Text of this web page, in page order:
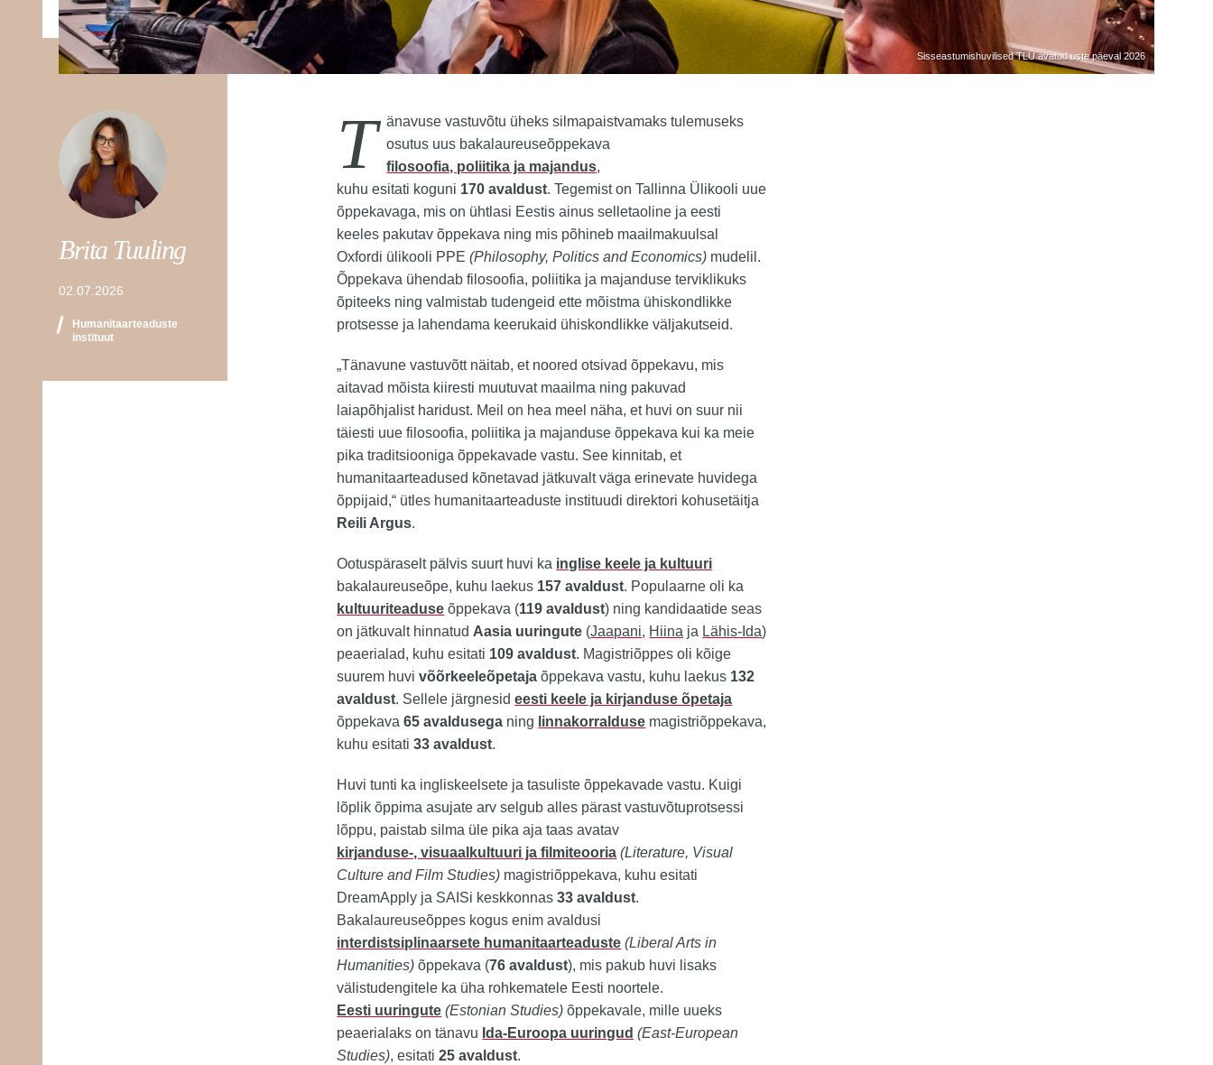
Sisseastumishuvilised TLÜ avatud uste päeval 2026
Brita Tuuling
02.07.2026
Humanitaarteaduste
instituut
T
änavuse vastuvõtu üheks silmapaistvamaks tulemuseks
osutus uus bakalaureuseõppekava
filosoofia, poliitika ja majandus,
kuhu esitati koguni 170 avaldust. Tegemist on Tallinna Ülikooli uue
õppekavaga, mis on ühtlasi Eestis ainus selletaoline ja eesti
keeles pakutav õppekava ning mis põhineb maailmakuulsal
Oxfordi ülikooli PPE(Philosophy, Politics and Economics) mudelil.
Õppekava ühendab filosoofia, poliitika ja majanduse terviklikuks
õpiteeks ning valmistab tudengeid ette mõistma ühiskondlikke
protsesse ja lahendama keerukaid ühiskondlikke väljakutseid.
„Tänavune vastuvõtt näitab, et noored otsivad õppekavu, mis
aitavad mõista kiiresti muutuvat maailma ning pakuvad
laiapõhjalist haridust. Meil on hea meel näha, et huvi on suur nii
täiesti uue filosoofia, poliitika ja majanduse õppekava kui ka meie
pika traditsiooniga õppekavade vastu. See kinnitab, et
humanitaarteadused kõnetavad jätkuvalt väga erinevate huvidega
õppijaid,“ ütles humanitaarteaduste instituudi direktori kohusetäitja
Reili Argus.
Ootuspäraselt pälvis suurt huvi ka inglise keele ja kultuuri
bakalaureuseõpe, kuhu laekus 157 avaldust. Populaarne oli ka
kultuuriteaduse õppekava (119 avaldust) ning kandidaatide seas
on jätkuvalt hinnatud Aasia uuringute (Jaapani, Hiina ja Lähis-Ida)
peaerialad, kuhu esitati 109 avaldust. Magistriõppes oli kõige
suurem huvivõõrkeeleõpetaja õppekava vastu, kuhu laekus 132
avaldust. Sellele järgnesideesti keele ja kirjanduse õpetaja
õppekava65 avaldusega ning linnakorralduse magistriõppekava,
kuhu esitati33 avaldust.
Huvi tunti ka ingliskeelsete ja tasuliste õppekavade vastu. Kuigi
lõplik õppima asujate arv selgub alles pärast vastuvõtuprotsessi
lõppu, paistab silma üle pika aja taas avatav
kirjanduse-, visuaalkultuuri ja filmiteooria (Literature, Visual
Culture and Film Studies) magistriõppekava, kuhu esitati
DreamApply ja SAISi keskkonnas33 avaldust.
Bakalaureuseõppes kogus enim avaldusi
interdistsiplinaarsete humanitaarteaduste (Liberal Arts in
Humanities) õppekava (76 avaldust), mis pakub huvi lisaks
välistudengitele ka üha rohkematele Eesti noortele.
Eesti uuringute (Estonian Studies) õppekavale, mille uueks
peaerialaks on tänavu Ida-Euroopa uuringud (East-European
Studies), esitati25 avaldust.